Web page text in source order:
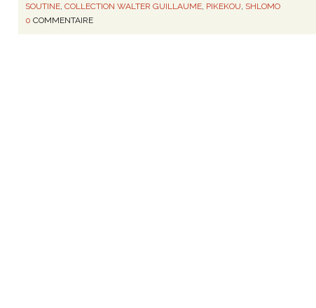
SOUTINE, COLLECTION WALTER GUILLAUME, PIKEKOU SHLOMO
0 COMMENTAIRE